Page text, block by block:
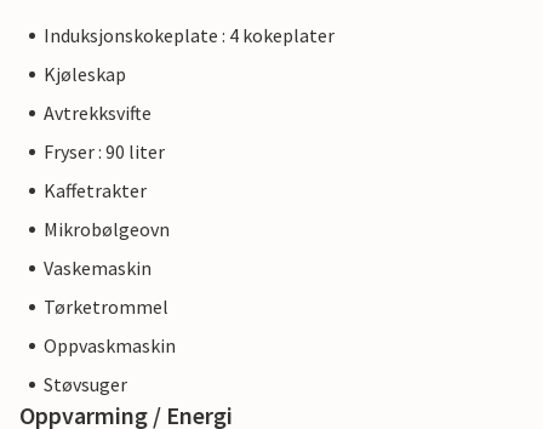
Induksjonskokeplate : 4 kokeplater
Kjøleskap
Avtrekksvifte
Fryser : 90 liter
Kaffetrakter
Mikrobølgeovn
Vaskemaskin
Tørketrommel
Oppvaskmaskin
Støvsuger
Oppvarming / Energi